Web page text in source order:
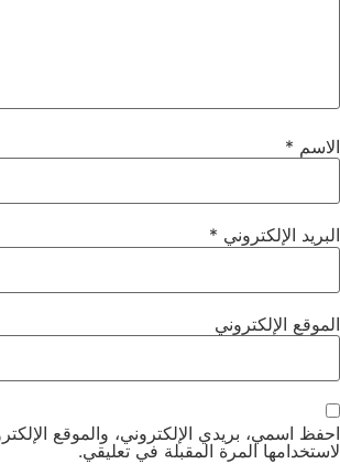
الاسم *
البريد الإلكتروني *
الموقع الإلكتروني
احفظ اسمي، بريدي الإلكتروني، والموقع
لاستخدامها المرة المقبلة في تعليقي.